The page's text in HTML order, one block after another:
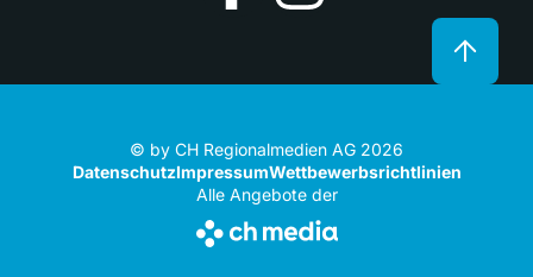
© by CH Regionalmedien AG 2026
DatenschutzImpressumWettbewerbsrichtlinien
Alle Angebote der